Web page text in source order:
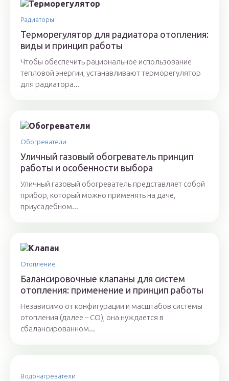
Радиаторы
Терморегулятор для радиатора отопления:
виды и принцип работы
Чтобы обеспечить рациональное использование
тепловой энергии, устанавливают терморегулятор
для радиатора...
Обогреватели
Уличный газовый обогреватель принцип
работы и особенности выбора
Уличный газовый обогреватель представляет собой
прибор, который можно применять на даче,
приусадебном...
Отопление
Балансировочные клапаны для систем
отопления: применение и принцип работы
Независимо от конфигурации и масштабов системы
отопления (далее – СО), она нуждается в
сбалансированном...
Водонагреватели